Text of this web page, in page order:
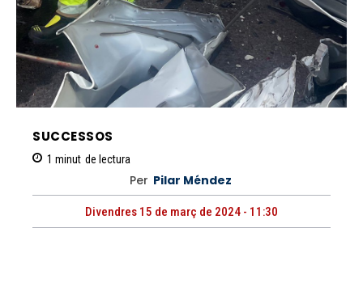
SUCCESSOS
1 minut de lectura
Per Pilar Méndez
Divendres 15 de març de 2024 - 11:30